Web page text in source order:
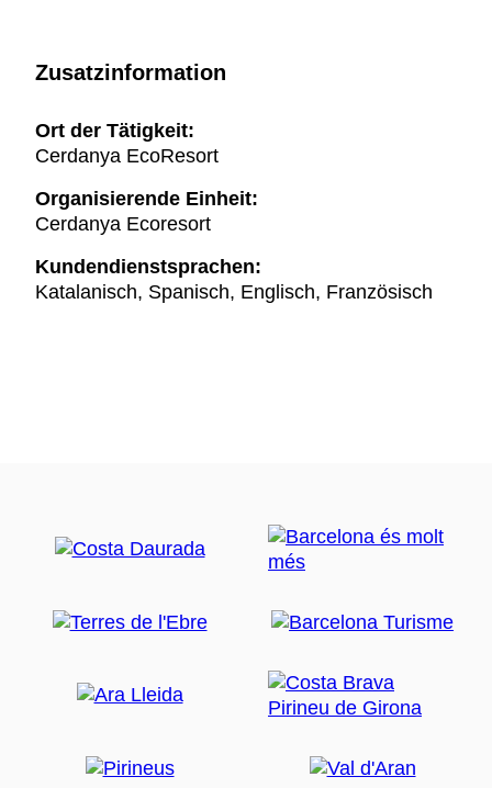
Zusatzinformation
Ort der Tätigkeit:
Cerdanya EcoResort
Organisierende Einheit:
Cerdanya Ecoresort
Kundendienstsprachen:
Katalanisch, Spanisch, Englisch, Französisch